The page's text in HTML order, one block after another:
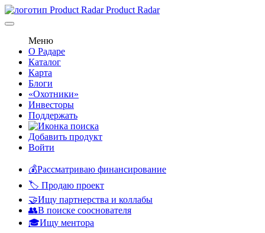
Product Radar
Меню
О Радаре
Каталог
Карта
Блоги
«Охотники»
Инвесторы
Поддержать
Добавить продукт
Войти
💰Рассматриваю финансирование
🏷️ Продаю проект
🤝Ищу партнерства и коллабы
👥В поиске сооснователя
🎓Ищу ментора